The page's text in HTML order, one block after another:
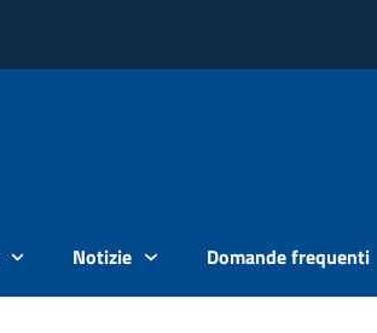
Notizie Domande frequenti